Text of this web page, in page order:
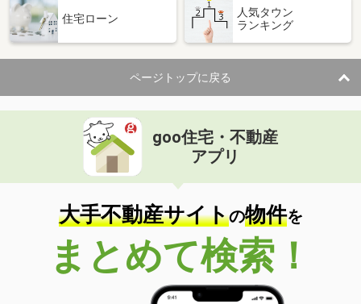
住宅ローン
人気タウン
ランキング
ページトップに戻る
goo住宅・不動産
アプリ
大手不動産サイトの物件を
まとめて検索！